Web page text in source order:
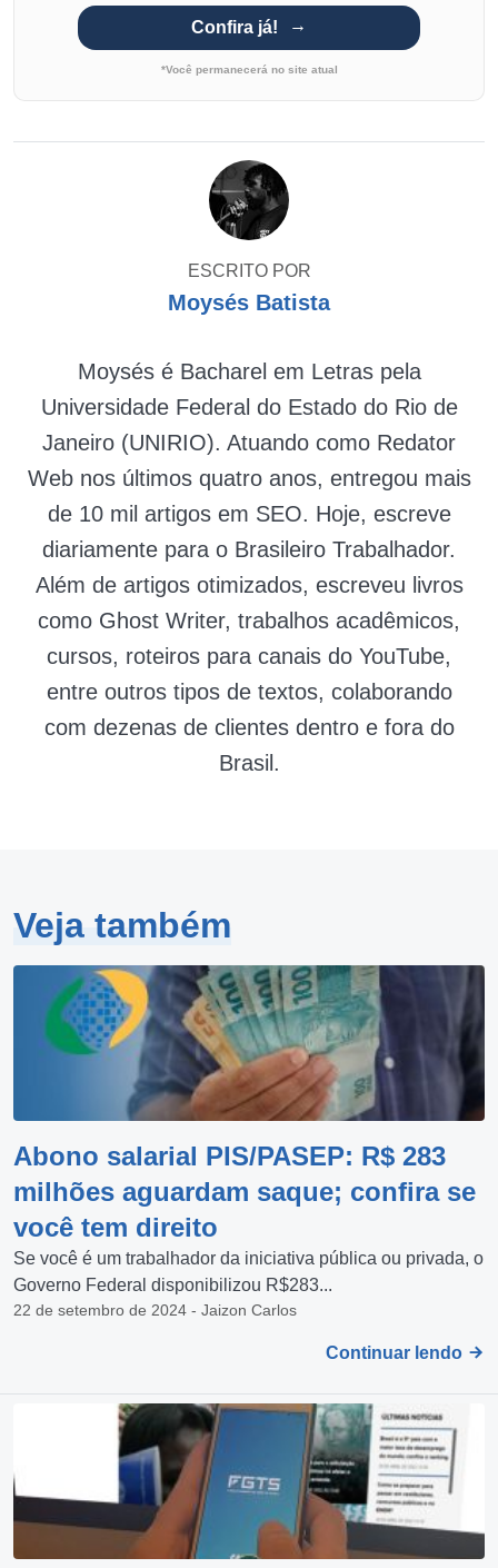
Confira já!
*Você permanecerá no site atual
ESCRITO POR
Moysés Batista
Moysés é Bacharel em Letras pela
Universidade Federal do Estado do Rio de
Janeiro (UNIRIO). Atuando como Redator
Web nos últimos quatro anos, entregou mais
de 10 mil artigos em SEO. Hoje, escreve
diariamente para o Brasileiro Trabalhador.
Além de artigos otimizados, escreveu livros
como Ghost Writer, trabalhos acadêmicos,
cursos, roteiros para canais do YouTube,
entre outros tipos de textos, colaborando
com dezenas de clientes dentro e fora do
Brasil.
Veja também
Abono salarial PIS/PASEP: R$ 283
milhões aguardam saque; confira se
você tem direito
Se você é um trabalhador da iniciativa pública ou privada, o
Governo Federal disponibilizou R$283...
22 de setembro de 2024 - Jaizon Carlos
Continuar lendo